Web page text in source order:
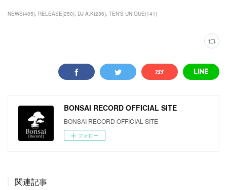
NEWS(405) RELEASE(250) DJ A.K(236) TEN'S UNIQUE(141)
BONSAI RECORD OFFICIAL SITE
BONSAI RECORD OFFICIAL SITE
フォロー
関連記事